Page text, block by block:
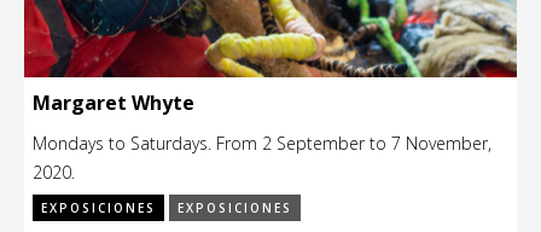
Margaret Whyte
Mondays to Saturdays. From 2 September to 7 November,
2020.
EXPOSICIONES EXPOSICIONES